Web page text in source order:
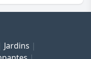
Jardins